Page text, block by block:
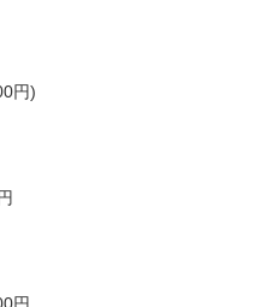
得可能、連休可
円)